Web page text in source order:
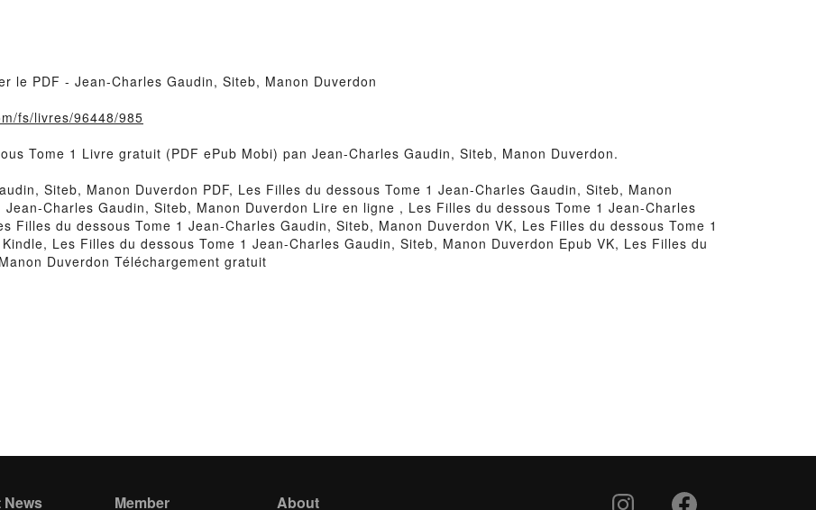
le PDF - Jean-Charles Gaudin, Siteb, Manon Duverdon
fs/livres/96448/985
Tome 1 Livre gratuit (PDF ePub Mobi) pan Jean-Charles Gaudin, Siteb, Manon Duverdon.
Siteb, Manon Duverdon PDF, Les Filles du dessous Tome 1 Jean-Charles Gaudin, Siteb, Manon
Charles Gaudin, Siteb, Manon Duverdon Lire en ligne , Les Filles du dessous Tome 1 Jean-Charles
Filles du dessous Tome 1 Jean-Charles Gaudin, Siteb, Manon Duverdon VK, Les Filles du dessous Tome 1
Les Filles du dessous Tome 1 Jean-Charles Gaudin, Siteb, Manon Duverdon Epub VK, Les Filles du
Duverdon Téléchargement gratuit
News Member About